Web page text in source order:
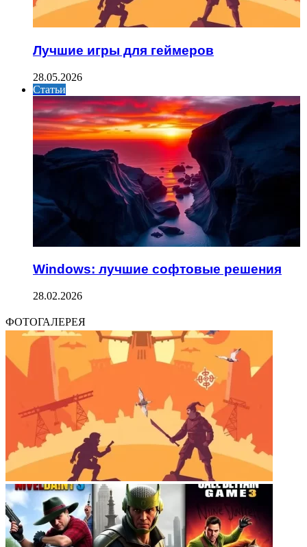
Лучшие игры для геймеров
28.05.2026
Статьи
Windows: лучшие софтовые решения
28.02.2026
ФОТОГАЛЕРЕЯ